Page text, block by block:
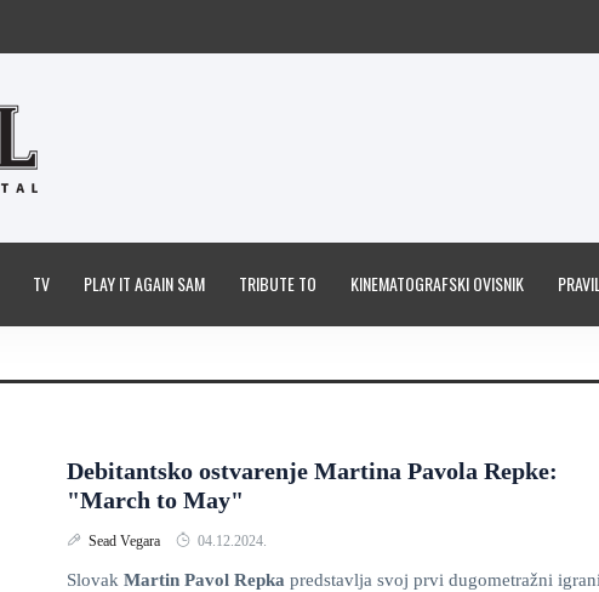
TV PLAY IT AGAIN SAM TRIBUTE TO KINEMATOGRAFSKI OVISNIK
Debitantsko ostvarenje Martina Pavola Repke:
"March to May"
Sead Vegara 04.12.2024.
Slovak Martin Pavol Repka predstavlja svoj prvi dugometražni igrani